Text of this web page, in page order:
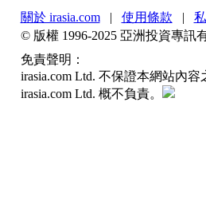
關於 irasia.com| 使用條款 |
© 版權 1996-2025 亞洲投資專訊
免責聲明：
irasia.com Ltd. 不保證本網站內
irasia.com Ltd. 概不負責。